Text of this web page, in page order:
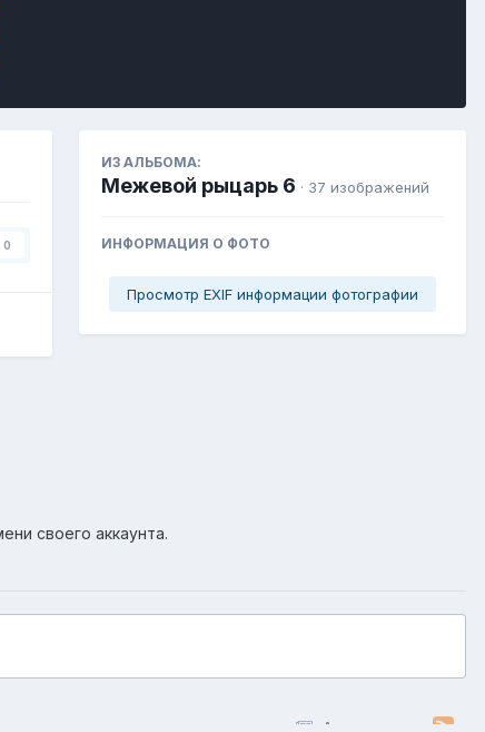
0
ИЗ АЛЬБОМА:
Межевой рыцарь 6 · 37 изображений
ИНФОРМАЦИЯ О ФОТО
Просмотр EXIF информации фотографии
своего аккаунта.
Активность